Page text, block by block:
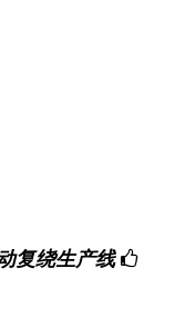
复绕生产线